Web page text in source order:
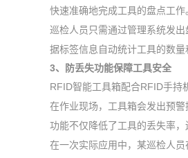
快速准确地完成工具的盘点工作
巡检人员只需通过管理系统发
据标签信息自动统计工具的数
3、防丢失功能保障工具安全
RFID智能工具箱配合RFID手持
在作业现场，工具箱会发出预
功能不仅降低了工具的丢失率，
在一次实际应用中，某巡检人